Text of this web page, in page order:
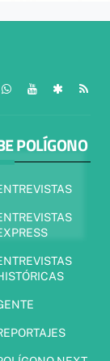
POLÍGONO